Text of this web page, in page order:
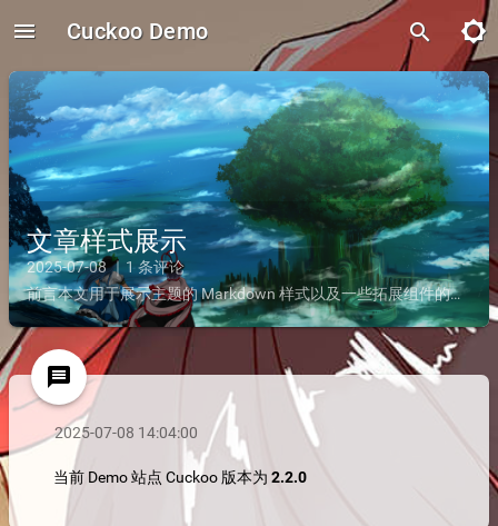
menu Cuckoo Demo search brightness_5
文章样式展示
2025-07-08 ｜1 条评论
前言本文用于展示主题的 Markdown 样式以及一些拓展组件的样式~标题测试二级标题三级标题四级标题五级标题六级标题文本样式加粗文字斜体文字加粗且斜体删除线下标文字 与 上标文字引用块这是一级...
message
2025-07-08 14:04:00
当前 Demo 站点 Cuckoo 版本为 2.2.0